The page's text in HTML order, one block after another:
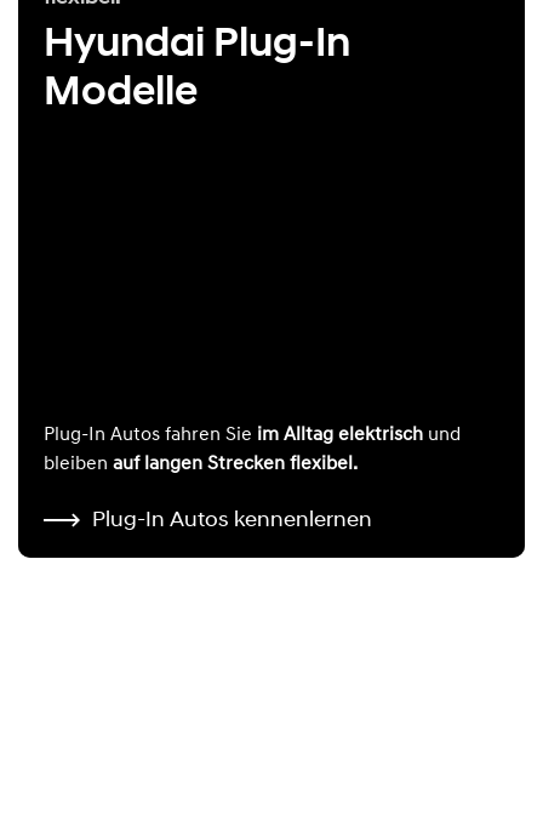
Hyundai Plug-In
Modelle
Plug-In Autos fahren Sie im Alltag elektrisch und
bleiben auf langen Strecken flexibel.
Plug-In Autos kennenlernen